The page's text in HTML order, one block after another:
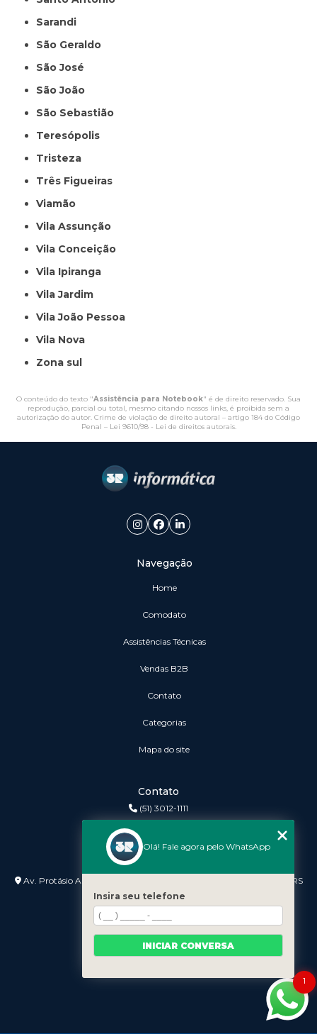
Sarandi
São Geraldo
São José
São João
São Sebastião
Teresópolis
Tristeza
Três Figueiras
Viamão
Vila Assunção
Vila Conceição
Vila Ipiranga
Vila Jardim
Vila João Pessoa
Vila Nova
Zona sul
O conteúdo do texto "Assistência para Notebook" é de direito reservado. Sua
reprodução, parcial ou total, mesmo citando nossos links, é proibida sem a
autorização do autor. Crime de violação de direito autoral – artigo 184 do Código
Penal – Lei 9610/98 - Lei de direitos autorais.
Navegação
Home
Comodato
Assistências Técnicas
vendas B2B
Contato
Categorias
Mapa do site
Contato
(51) 3012-1111
Endereço
Av. Protásio Alves nº 3240 Lojas 7 e 8 - Petrópolis - Porto Alegre - RS
- 90410-007
1
Olá! Fale agora pelo WhatsApp
Insira seu telefone
INICIAR CONVERSA